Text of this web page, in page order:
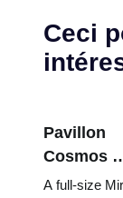
Ceci
Pavillon
Cosmos à
VDNKh : À
A full-size Mir